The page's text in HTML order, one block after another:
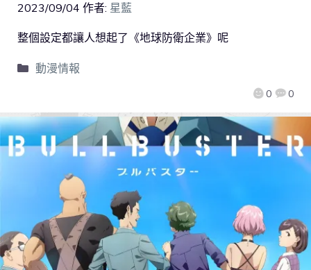
2023/09/04 作者: 星藍
0 0
整個設定都讓人想起了《地球防衛企業》呢
動漫情報